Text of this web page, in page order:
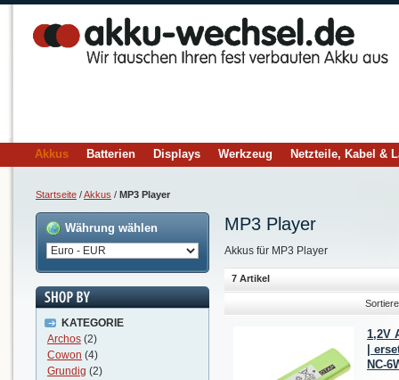
Akkus Batterien Displays Werkzeug Netzteile, Kabel &
Startseite /Akkus / MP3 Player
MP3 Player
Akkus für MP3 Player
7 Artikel
1,2V
|
NC-
Währung wählen
KATEGORIE
Archos (2)
Cowon (4)
Grundig (2)